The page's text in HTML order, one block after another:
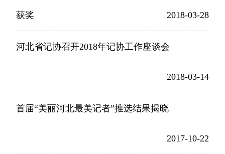
获奖 2018-03-28
河北省记协召开2018年记协工作座谈会
2018-03-14
首届“美丽河北最美记者”推选结果揭晓
2017-10-22